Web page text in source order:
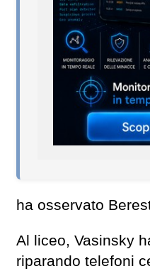
ha osservato
Al liceo, Vasinsky
riparando telefoni